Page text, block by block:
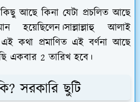
আছে কিনা যেটা প্রচলিত আছে
হয়েছিলেন।সাল্লাল্লাহু আলাই
কথা প্রমাণিত এই বর্ণনা আছে
2 তারিখ হবে।
সরকারি ছুটি